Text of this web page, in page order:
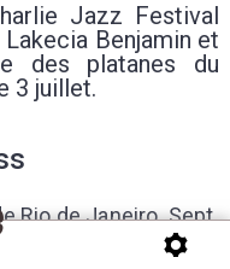
Jazz Festival
Benjamin et
des platanes du
3 juillet.
Rio de Janeiro. Sept
et beats